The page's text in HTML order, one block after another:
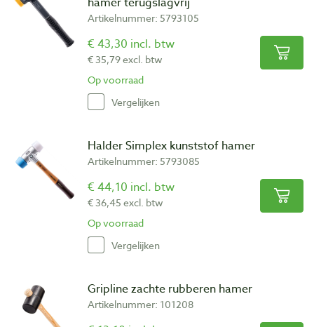
Artikelnummer: 5793105
€ 43,30 incl. btw
€ 35,79 excl. btw
Op voorraad
Vergelijken
Halder Simplex kunststof hamer
Artikelnummer: 5793085
€ 44,10 incl. btw
€ 36,45 excl. btw
Op voorraad
Vergelijken
Gripline zachte rubberen hamer
Artikelnummer: 101208